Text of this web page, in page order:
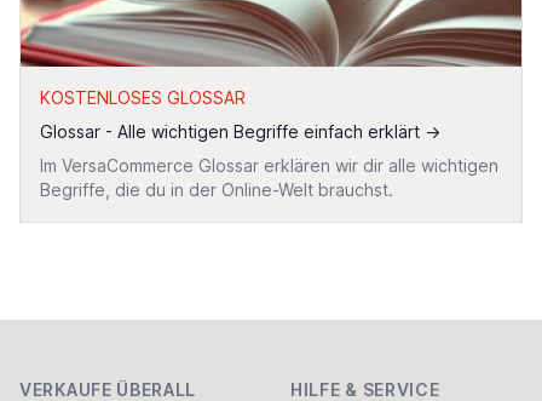
KOSTENLOSES GLOSSAR
Glossar - Alle wichtigen Begriffe einfach erklärt →
Im VersaCommerce Glossar erklären wir dir alle wichtigen
Begriffe, die du in der Online-Welt brauchst.
VERKAUFE ÜBERALL HILFE & SERVICE